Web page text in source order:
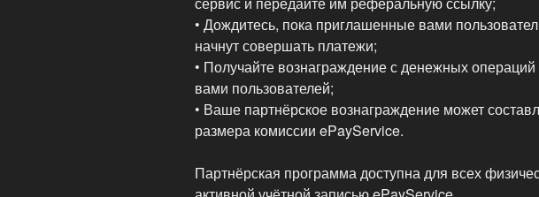
• Дождитесь, пока приглашенные вами
начнут совершать платежи;
• Получайте вознаграждение с денежных
вами пользователей;
• Ваше партнёрское вознаграждение может
размера комиссии ePayService.
Партнёрская программа доступна для всех